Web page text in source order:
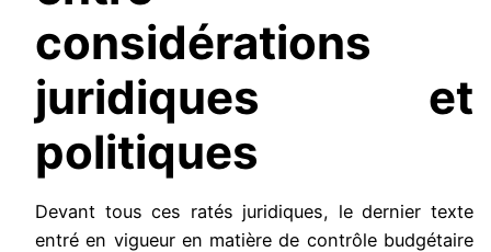
considérations
juridiques et
politiques
Devant tous ces ratés juridiques, le dernier texte
entré en vigueur en matière de contrôle budgétaire